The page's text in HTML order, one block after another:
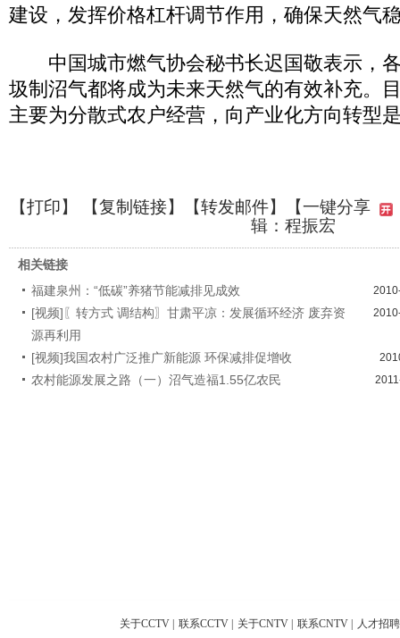
建设，发挥价格杠杆调节作用，确保天然气
中国城市燃气协会秘书长迟国敬表示，
圾制沼气都将成为未来天然气的有效补充。
主要为分散式农户经营，向产业化方向转型
【打印】 【复制链接】【转发邮件】
【一键分享
辑：程振宏
相关链接
福建泉州：“低碳”养猪节能减排见成效
[视频]〖转方式 调结构〗甘肃平凉：发展循环经济 废弃资
源再利用
[视频]我国农村广泛推广新能源 环保减排促增收
农村能源发展之路（一）沼气造福1.55亿农民
关于CCTV 联系CCTV 关于CNTV 联系CNTV 人才招聘